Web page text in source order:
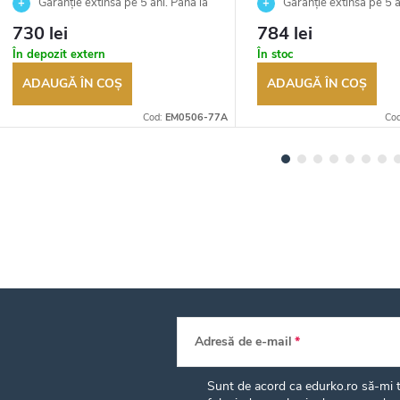
100 de zile pentru returnarea
bunurilor. Vânzător autorizat
730 lei
În depozit extern
ADAUGĂ ÎN COŞ
Cod: EM0506-77A
100 de zile pentru returnarea
bunurilor. Vânzător autorizat
784 lei
În stoc
ADAUGĂ ÎN COŞ
Adresă de e-mail
Sunt de acord ca edurko.ro să-